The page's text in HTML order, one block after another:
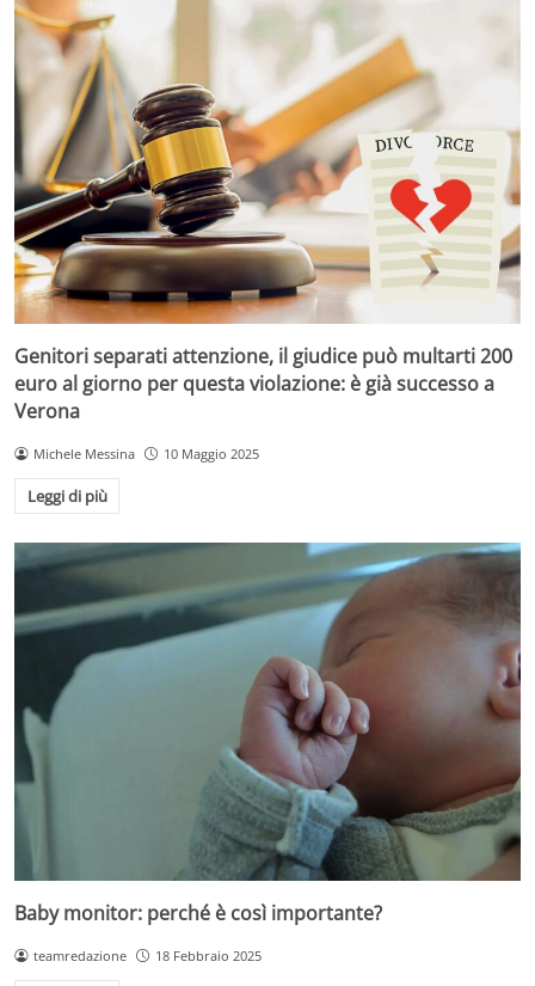
Genitori separati attenzione, il giudice può multarti 200
euro al giorno per questa violazione: è già successo a
Verona
Michele Messina 10 Maggio 2025
Leggi di più
Baby monitor: perché è così importante?
teamredazione 18 Febbraio 2025